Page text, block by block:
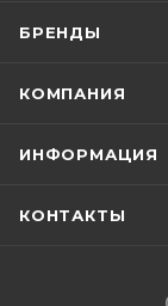
БРЕНДЫ
КОМПАНИЯ
ИНФОРМАЦИЯ
КОНТАКТЫ